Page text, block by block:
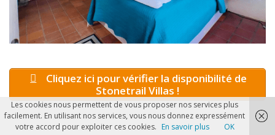
Cliquez ici pour vérifier la disponibilité de
Stonetrail Villas !
Les cookies nous permettent de vous proposer nos services plus
facilement. En utilisant nos services, vous nous donnez expressément
votre accord pour exploiter ces cookies. En savoir plus OK